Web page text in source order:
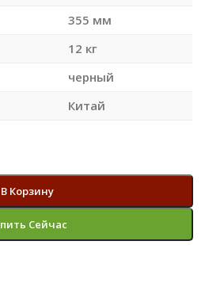
355 мм
12 кг
черный
Китай
В Корзину
Сейчас